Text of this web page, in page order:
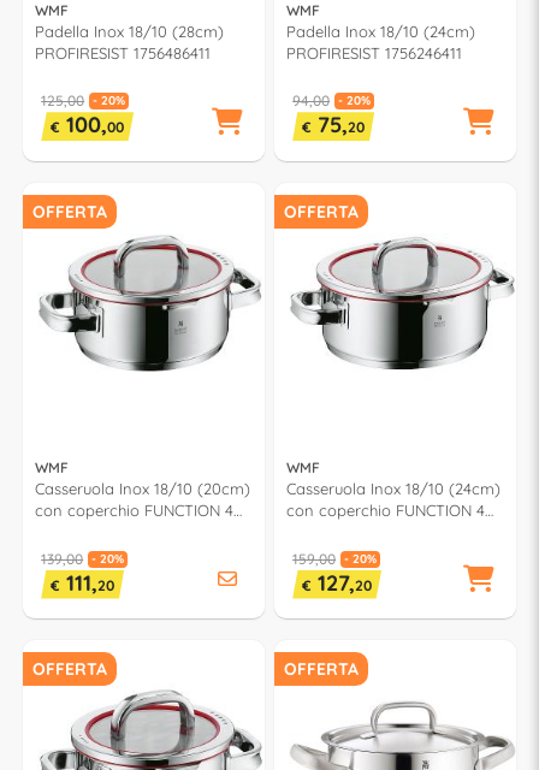
WMF
Padella Inox 18/10 (28cm)
PROFIRESIST 1756486411
125,00 - 20%
€ 100,00
WMF
Padella Inox 18/10 (24cm)
PROFIRESIST 1756246411
94,00 - 20%
€ 75,20
OFFERTA
WMF
Casseruola Inox 18/10 (20cm)
con coperchio FUNCTION 4
139,00 - 20%
€ 111,20
OFFERTA
WMF
Casseruola Inox 18/10 (24cm)
con coperchio FUNCTION 4
159,00 - 20%
€ 127,20
OFFERTA OFFERTA